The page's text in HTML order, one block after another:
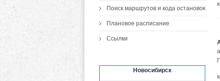
Поиск маршрутов и кода остановок
Плановое расписание
Ссылки
Новосибирск